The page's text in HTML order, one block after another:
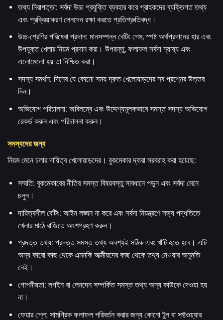
তথ্য নিরাপত্তা: সর্বদা উচ্চ প্রযুক্তি ব্যবহার করে গ্রাহকদের ব্যক্তিগত তথ্য
এবং প্রক্রিয়াকরণ লেনদেন রক্ষা করতে প্রতিশ্রুতিবদ্ধ।
উচ্চ-শ্রেণির পরিষেবা প্রদান: মানসম্পন্ন বেটিং গেম, স্পষ্ট অর্থপ্রদানের হার এবং
উপযুক্ত খেলার নিয়ম প্রদান করা। উপরন্তু, ফলাফল সর্বদা ন্যায্য এবং
এলোমেলো হয় তা নিশ্চিত করা।
সদস্য সমর্থন: দিনের যে কোনো সময় দ্রুত খেলোয়াড়দের সব প্রশ্নের উত্তর
দিন।
অভিযোগ পরিচালনা: অবিলম্বে এবং উদ্দেশ্যমূলকভাবে সমস্ত সদস্য অভিযোগ
রেকর্ড করুন এবং পরিচালনা করুন।
সদস্যদের জন্য
নিয়ম মেনে চলার দায়িত্ব খেলোয়াড়দের। বুকমেকার দ্বারা সরবরাহ করা হয়েছে:
সম্মতি: বুকমেকারের নীতির সমস্ত বিষয়বস্তু সাবধানে পড়ুন এবং সর্বদা মেনে
চলুন।
দায়িত্বশীল বেটিং: আইন লঙ্ঘন না করে এবং সর্বদা নিয়ন্ত্রণে সভ্য পদ্ধতিতে
খেলার মাঠে বাজিতে অংশগ্রহণ করুন।
প্রদত্ত তথ্য: প্রদত্ত সমস্ত তথ্য অবশ্যই সঠিক এবং খাঁটি হতে হবে। এটি
অন্য কারো কাছ থেকে এমনকি আত্মীয়দের কাছ থেকে তথ্য নেওয়ার অনুমতি
নেই।
গোপনীয়তা: লগইন বা লেনদেন সম্পর্কিত সমস্ত তথ্য অন্য কাউকে দেওয়া হয়
না।
ফেয়ার প্লে: সামগ্রিক ফলাফল পরিবর্তন করার জন্য কোনো টুল বা সফ্টওয়্যার